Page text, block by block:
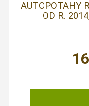
AUTOPOTAHY
OD R.